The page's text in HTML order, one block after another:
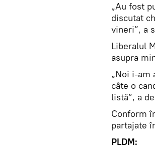
„Au fost
discutat
vineri”, a
Liberalul
asupra
„Noi i-am
câte o
listă”, a
Conform
partajate
PLDM: